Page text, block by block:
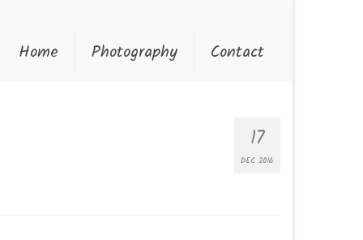
Home Photography Contact
17
DEC 2016